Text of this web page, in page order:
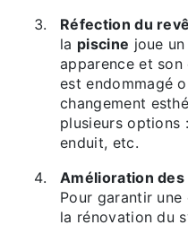
Réfection du
la piscine joue
apparence et
est endommagé
changement
plusieurs options
enduit, etc.
Amélioration
Pour garantir
la rénovation du